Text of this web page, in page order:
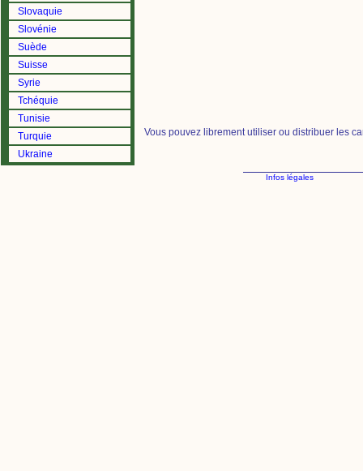
Slovaquie
Slovénie
Suède
Suisse
Syrie
Tchéquie
Tunisie
Turquie
Ukraine
Vous pouvez librement utiliser ou distribuer les
Infos légales